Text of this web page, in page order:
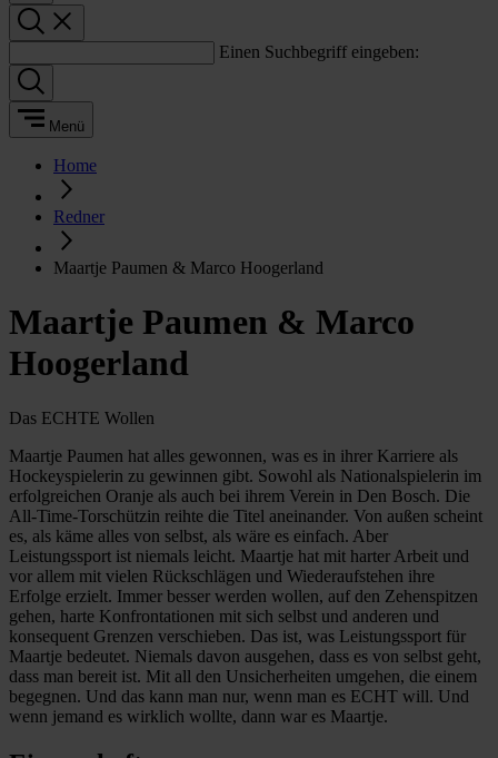
Einen Suchbegriff eingeben:
Menü
Home
Redner
Maartje Paumen & Marco Hoogerland
Maartje Paumen & Marco
Hoogerland
Das ECHTE Wollen
Maartje Paumen hat alles gewonnen, was es in ihrer Karriere als
Hockeyspielerin zu gewinnen gibt. Sowohl als Nationalspielerin im
erfolgreichen Oranje als auch bei ihrem Verein in Den Bosch. Die
All-Time-Torschützin reihte die Titel aneinander. Von außen scheint
es, als käme alles von selbst, als wäre es einfach. Aber
Leistungssport ist niemals leicht. Maartje hat mit harter Arbeit und
vor allem mit vielen Rückschlägen und Wiederaufstehen ihre
Erfolge erzielt. Immer besser werden wollen, auf den Zehenspitzen
gehen, harte Konfrontationen mit sich selbst und anderen und
konsequent Grenzen verschieben. Das ist, was Leistungssport für
Maartje bedeutet. Niemals davon ausgehen, dass es von selbst geht,
dass man bereit ist. Mit all den Unsicherheiten umgehen, die einem
begegnen. Und das kann man nur, wenn man es ECHT will. Und
wenn jemand es wirklich wollte, dann war es Maartje.